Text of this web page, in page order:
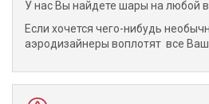
У нас Вы найдете шары на любой
Если хочется чего-нибудь
аэродизайнеры воплотят все